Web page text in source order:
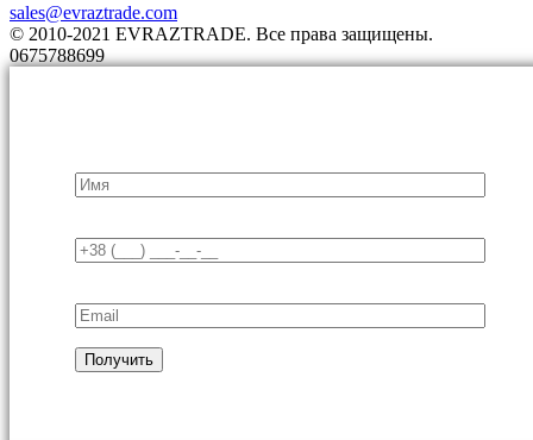
sales@evraztrade.com
© 2010-2021 EVRAZTRADE. Все права защищены.
0675788699